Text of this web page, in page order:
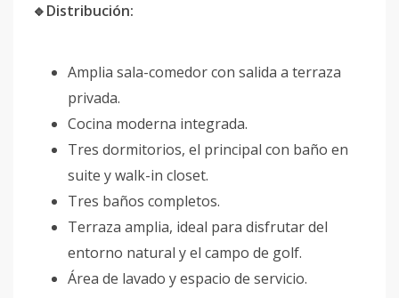
🔹Distribución:
Amplia sala-comedor con salida a terraza
privada.
Cocina moderna integrada.
Tres dormitorios, el principal con baño en
suite y walk-in closet.
Tres baños completos.
Terraza amplia, ideal para disfrutar del
entorno natural y el campo de golf.
Área de lavado y espacio de servicio.